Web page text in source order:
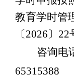
教育学时管
〔2026〕 22
咨询电
65315388